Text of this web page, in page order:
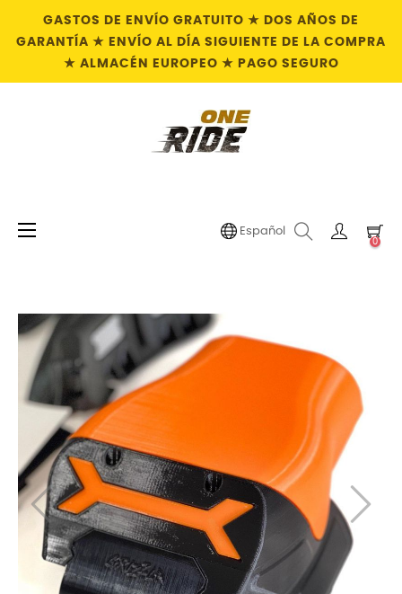
GASTOS DE ENVÍO GRATUITO ★ DOS AÑOS DE
GARANTÍA ★ ENVÍO AL DÍA SIGUIENTE DE LA COMPRA
★ ALMACÉN EUROPEO ★ PAGO SEGURO
Navegación
☰ Español
0